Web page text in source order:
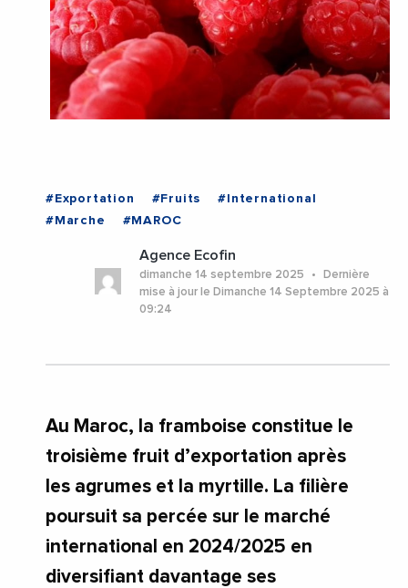
#Exportation #Fruits
#International
#Marche
#MAROC
Agence Ecofin
dimanche 14 septembre 2025
Dernière
mise à jour le Dimanche 14 Septembre 2025 à
09:24
Au Maroc, la framboise constitue le
troisième fruit d’exportation après
les agrumes et la myrtille. La filière
poursuit sa percée sur le marché
international en 2024/2025 en
diversifiant davantage ses